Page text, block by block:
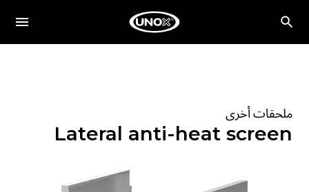
ملحقات أخرى
Lateral anti-heat screen